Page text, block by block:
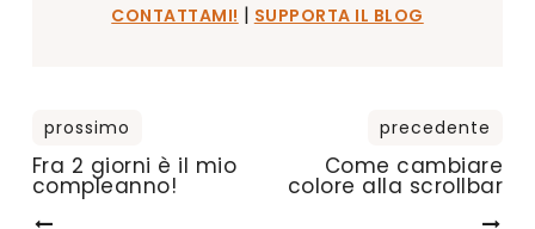
CONTATTAMI! | SUPPORTA IL BLOG
Come cambiare
colore alla scrollbar
Fra 2 giorni è il mio
compleanno!